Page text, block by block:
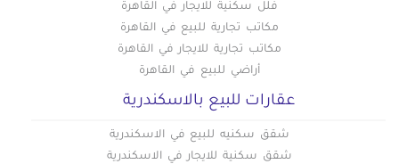
فلل سكنية للايجار في القاهرة
مكاتب تجارية للبيع في القاهرة
مكاتب تجارية للايجار في القاهرة
أراضي للبيع في القاهرة
عقارات للبيع بالاسكندرية
شقق سكنيه للبيع في الاسكندرية
شقق سكنية للايجار في الاسكندرية